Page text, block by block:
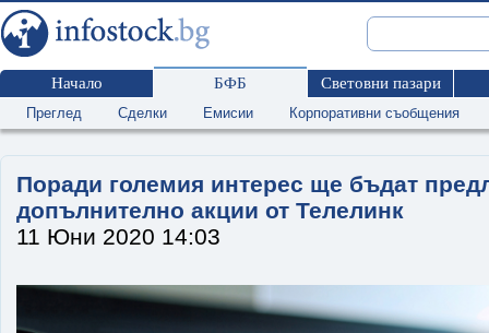
Начало БФБ Световни пазари
Преглед Сделки Емисии Корпоративни съобщения
Поради големия интерес ще бъдат
допълнително акции от Телелинк
11 Юни 2020 14:03